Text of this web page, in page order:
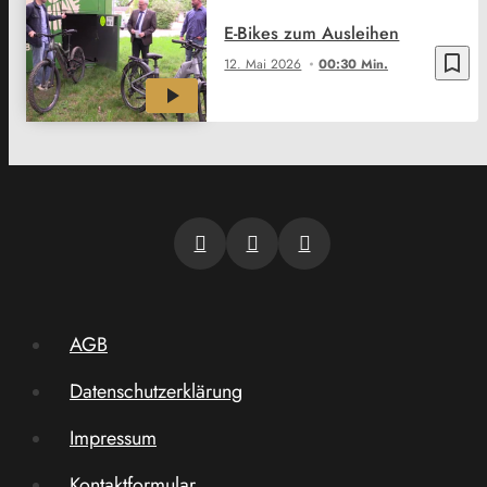
bookmark_border
12. Mai 2026 00:30 Min.
E-Bikes zum Ausleihen
AGB
Datenschutzerklärung
Impressum